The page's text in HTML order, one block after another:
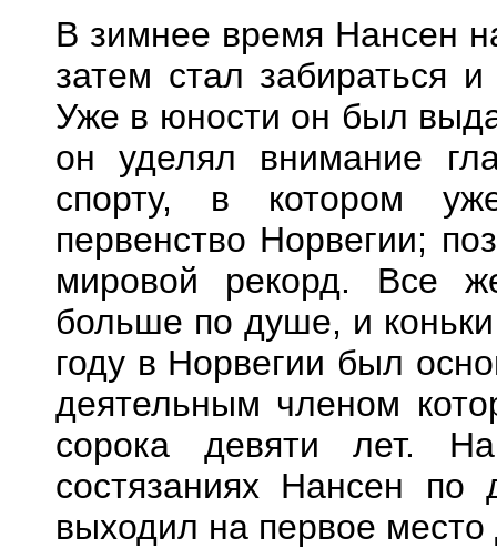
В зимнее время Нансен
затем стал забираться
Уже в юности он был
он уделял внимание
спорту, в котором
первенство Норвегии;
мировой рекорд. Все
больше по душе, и
году в Норвегии был
деятельным членом
сорока девяти лет.
состязаниях Нансен
выходил на первое